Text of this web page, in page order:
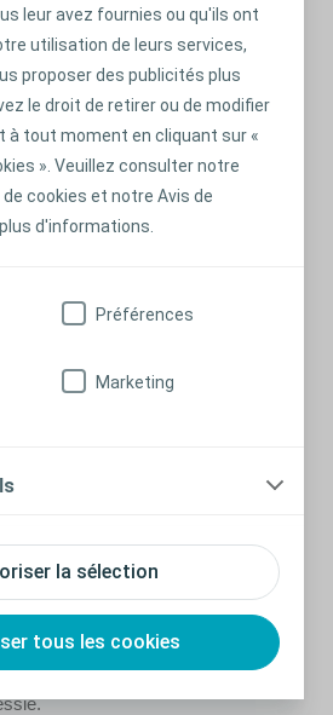
leur avez fournies ou qu'ils ont
utilisation de leurs services,
proposer des publicités plus
le droit de retirer ou de modifier
tout moment en cliquant sur «
». Veuillez consulter notre
cookies et notre Avis de
d'informations.
la sélection
tous les cookies
Préférences
Marketing
sondage intermittent
un lieu adéquat sont autant de
à vous sentir bien quand vous
s’assurer de vider sa
arriver si vous ne videz pas